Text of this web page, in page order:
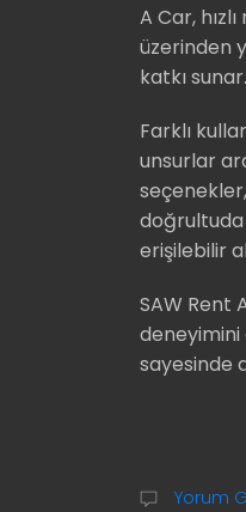
A Car,
üzerinden
katkı sunar.
Farklı
unsurlar
doğrultuda
erişilebilir
SAW Rent
deneyimini
sayesinde
Yorum